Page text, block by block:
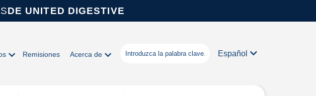
DE UNITED DIGESTIVE
Remisiones Acerca de Español